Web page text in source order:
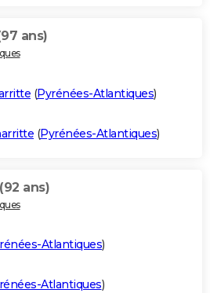
ans)
(Pyrénées-Atlantiques)
(Pyrénées-Atlantiques)
(92 ans)
Atlantiques)
Atlantiques)